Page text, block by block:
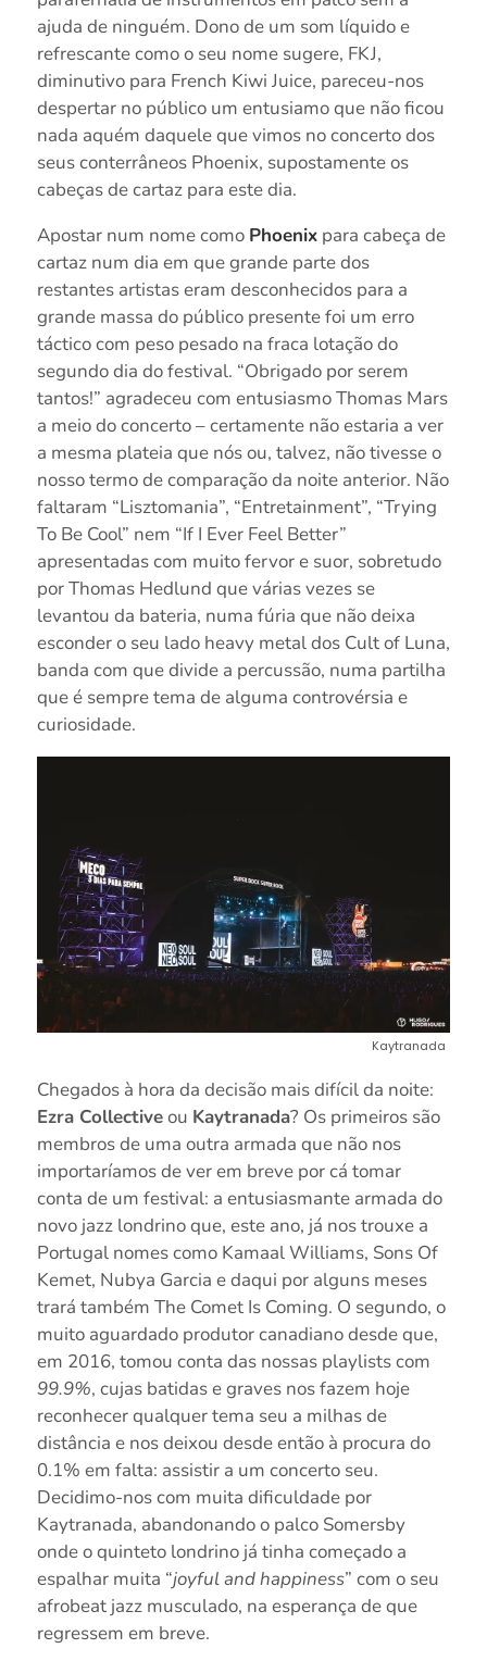
ajuda de ninguém. Dono de um som líquido e
refrescante como o seu nome sugere, FKJ,
diminutivo para French Kiwi Juice, pareceu-nos
despertar no público um entusiamo que não ficou
nada aquém daquele que vimos no concerto dos
seus conterrâneos Phoenix, supostamente os
cabeças de cartaz para este dia.
Apostar num nome como Phoenixpara cabeça de
cartaz num dia em que grande parte dos
restantes artistas eram desconhecidos para a
grande massa do público presente foi um erro
táctico com peso pesado na fraca lotação do
segundo dia do festival. “Obrigado por serem
tantos!” agradeceu com entusiasmo Thomas Mars
a meio do concerto – certamente não estaria a ver
a mesma plateia que nós ou, talvez, não tivesse o
nosso termo de comparação da noite anterior. Não
faltaram “Lisztomania”, “Entretainment”, “Trying
To Be Cool” nem “If I Ever Feel Better”
apresentadas com muito fervor e suor, sobretudo
por Thomas Hedlund que várias vezes se
levantou da bateria, numa fúria que não deixa
esconder o seu lado heavy metal dos Cult of Luna,
banda com que divide a percussão, numa partilha
que é sempre tema de alguma controvérsia e
curiosidade.
Kaytranada
Chegados à hora da decisão mais difícil da noite:
Ezra Collectiveou Kaytranada? Os primeiros são
membros de uma outra armada que não nos
importaríamos de ver em breve por cá tomar
conta de um festival: a entusiasmante armada do
novo jazz londrino que, este ano, já nos trouxe a
Portugal nomes como Kamaal Williams, Sons Of
Kemet, Nubya Garcia e daqui por alguns meses
trará também The Comet Is Coming. O segundo, o
muito aguardado produtor canadiano desde que,
em 2016, tomou conta das nossas playlists com
99.9%, cujas batidas e graves nos fazem hoje
reconhecer qualquer tema seu a milhas de
distância e nos deixou desde então à procura do
0.1% em falta: assistir a um concerto seu.
Decidimo-nos com muita dificuldade por
Kaytranada, abandonando o palco Somersby
onde o quinteto londrino já tinha começado a
espalhar muita “joyful and happiness” com o seu
afrobeat jazz musculado, na esperança de que
regressem em breve.